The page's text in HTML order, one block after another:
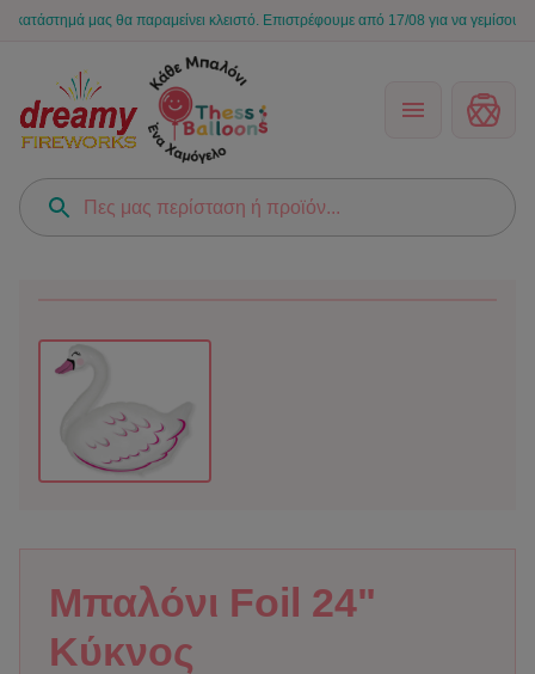
μας θα παραμείνει κλειστό. Επιστρέφουμε από 17/08 για να γεμίσουμε
Μπαλόνι Foil 24"
Κύκνος